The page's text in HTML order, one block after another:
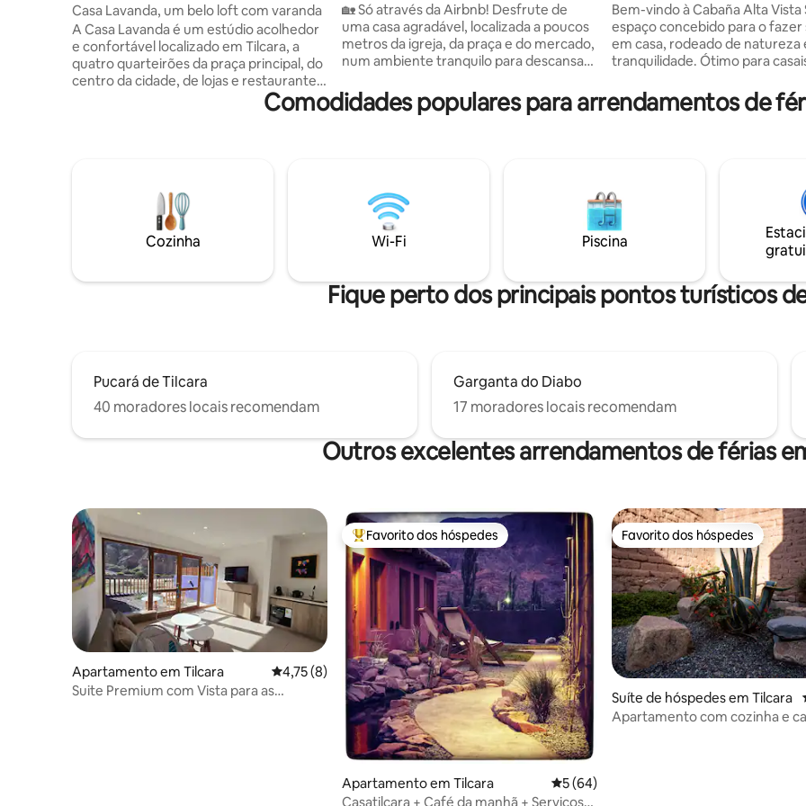
Casa Lavanda, um belo loft com varanda
A Casa Lavanda é um estúdio acolhedor
e confortável localizado em Tilcara, a
quatro quarteirões da praça principal, do
centro da cidade, de lojas e restaurantes.
Localizado numa propriedade familiar,
numa rua tranquila. Tem um jardim da
kitchenette com chaleira elétrica, micro-
ondas, torradeira, frigorífico e tudo o que
precisa para aquecer alimentos e tomar
o pequeno-almoço.
estacionamento privado
🏡 Só através da Airbnb! Desfrute de
uma casa agradável, localizada a poucos
metros da igreja, da praça e do mercado,
num ambiente tranquilo para descansar.
tradicionais de cardón, combina o
encanto da arquitetura local com todas
camas confortáveis, uma cozinha grande
e aquecimento central. Ou apenas para
relaxar e desconectar.
Bem-vindo à Cabaña Alta Vista
espaço concebido para o
em casa, rodeado de natureza
tranquilidade. Ótimo para
famílias que querem conforto
privacidade. Todas as manhãs, desfrute
contemple o céu estrelado,
luminosa, a partir do conforto
terraço.
Comodidades populares para arrendamentos de
Cozinha Wi-Fi Piscina
Fique perto dos principais pontos turísticos
Pucará de Tilcara
40 moradores locais recomendam
Garganta do Diabo
17 moradores locais recomendam
Outros excelentes arrendamentos de férias
Apartamento em Tilcara Classificação média de 4,75 em 5 estrelas, 8avaliações
4,75 (8)
Suite Premium com Vista para as
Favoritos dos hóspedes mais apreciados
Favorito dos hóspedes
Apartamento em Tilcara Classificação média de 5 em 5 estrelas,
5 (64)
Casatilcara + Café da manhã + Serviços
Favorito dos hóspedes
Favorito dos hóspedes
Suíte de hóspedes em Tilcara
Apartamento com cozinha e